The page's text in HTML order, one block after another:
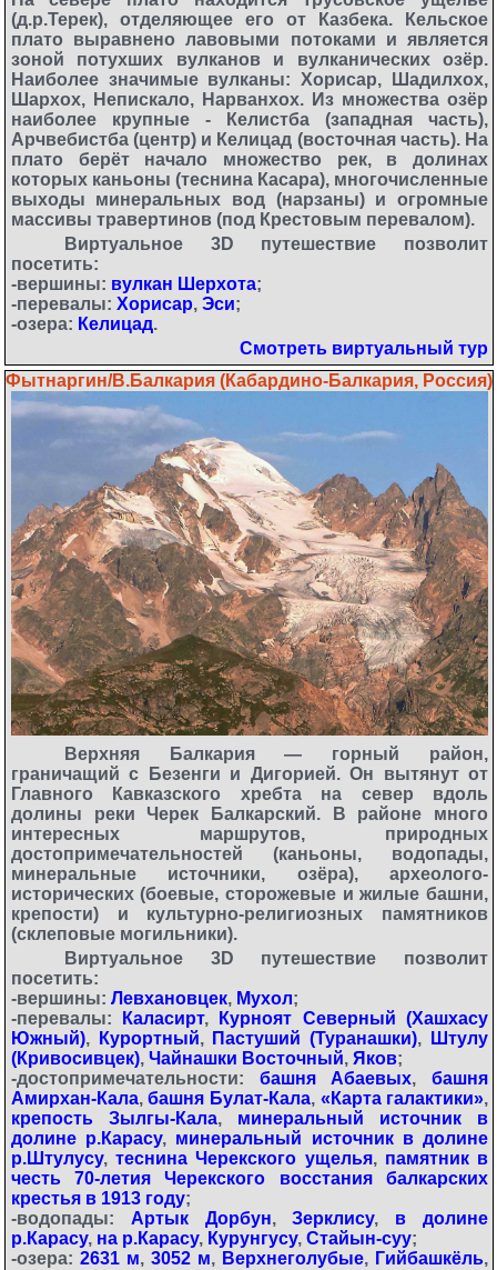
(д.р.Терек), отделяющее его от Казбека. Кельское
плато выравнено лавовыми потоками и является
зоной потухших вулканов и вулканических озёр.
Наиболее значимые вулканы: Хорисар, Шадилхох,
Шархох, Непискало, Нарванхох. Из множества озёр
наиболее крупные - Келистба (западная часть),
Арчвебистба (центр) и Келицад (восточная часть). На
плато берёт начало множество рек, в долинах
которых каньоны (теснина Касара), многочисленные
выходы минеральных вод (нарзаны) и огромные
массивы травертинов (под Крестовым перевалом).
Виртуальное 3D путешествие позволит
посетить:
-вершины: вулкан Шерхота;
-перевалы: Хорисар, Эси;
-озера: Келицад.
Смотреть виртуальный тур
Фытнаргин/В.Балкария (Кабардино-Балкария, Россия)
Верхняя Балкария — горный район,
граничащий с Безенги и Дигорией. Он вытянут от
Главного Кавказского хребта на север вдоль
долины реки Черек Балкарский. В районе много
интересных маршрутов, природных
достопримечательностей (каньоны, водопады,
минеральные источники, озёра), археолого-
исторических (боевые, сторожевые и жилые башни,
крепости) и культурно-религиозных памятников
(склеповые могильники).
Виртуальное 3D путешествие позволит
посетить:
-вершины: Левхановцек, Мухол;
-перевалы:
Каласирт,
Курноят Северный (Хашхасу
Южный), Курортный, Пастуший (Туранашки),
Штулу
(Кривосивцек), Чайнашки Восточный, Яков;
-достопримечательности: башня Абаевых,башня
Амирхан-Кала,башня Булат-Кала, «Карта галактики»,
крепость Зылгы-Кала, минеральный источник в
долине р.Карасу, минеральный источник в долине
р.Штулусу,теснина Черекского ущелья, памятник в
честь 70-летия Черекского восстания балкарских
крестья в 1913 году;
-водопады: Артык Дорбун,Зерклису, в долине
р.Карасу, на р.Карасу, Курунгусу, Стайын-суу;
-озера: 2631 м, 3052 м, Верхнеголубые, Гийбашкёль,